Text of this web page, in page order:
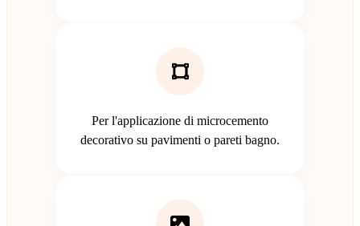
Per l'applicazione di microcemento
decorativo su pavimenti o pareti bagno.